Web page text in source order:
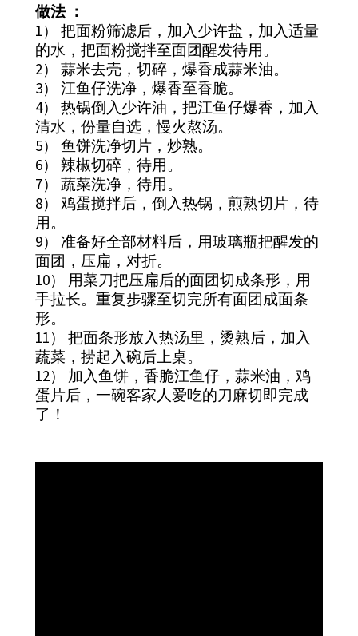
做法 ：
1） 把面粉筛滤后，加入少许盐，加入适量
的水，把面粉搅拌至面团醒发待用。
2） 蒜米去壳，切碎，爆香成蒜米油。
3） 江鱼仔洗净，爆香至香脆。
4） 热锅倒入少许油，把江鱼仔爆香，加入
清水，份量自选，慢火熬汤。
5） 鱼饼洗净切片，炒熟。
6） 辣椒切碎，待用。
7） 蔬菜洗净，待用。
8） 鸡蛋搅拌后，倒入热锅，煎熟切片，待
用。
9） 准备好全部材料后，用玻璃瓶把醒发的
面团，压扁，对折。
10） 用菜刀把压扁后的面团切成条形，用
手拉长。重复步骤至切完所有面团成面条
形。
11） 把面条形放入热汤里，烫熟后，加入
蔬菜，捞起入碗后上桌。
12） 加入鱼饼，香脆江鱼仔，蒜米油，鸡
蛋片后，一碗客家人爱吃的刀麻切即完成
了！